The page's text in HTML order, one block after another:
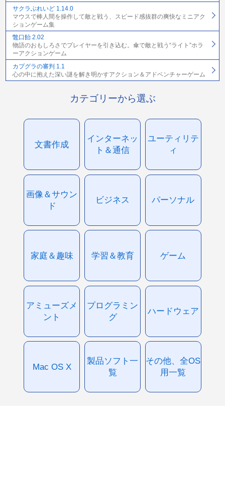
サクラぶれいど 1.14.0
マウスで棒人間を操作して敵と戦う、スピード感抜群の爽快なミニアク
ションゲーム集
鼈口飴 2.02
物語のおもしろさでプレイヤーを引き込む。傘で敵と戦う“ライト”ホラ
ーアクションゲーム
カプグラの審判 1.1
心の中に抱えた深い謎を解き明かすアクション＆アドベンチャーゲーム
カテゴリーから選ぶ
文書作成
インターネッ
ト＆通信
ユーティリテ
ィ
画像＆サウン
ド
ビジネス パーソナル
家庭＆趣味 学習＆教育 ゲーム
アミューズメ
ント
プログラミン
グ
ハードウェア
Mac OS X
製品ソフト一
覧
その他、全OS
用一覧